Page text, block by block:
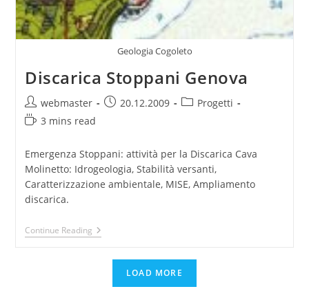
Geologia Cogoleto
Discarica Stoppani Genova
Post
author:
webmaster
Post20.12.2009
PostProgetti
Reading
3 mins read
Emergenza Stoppani: attività per la Discarica Cava
Molinetto: Idrogeologia, Stabilità versanti,
Caratterizzazione ambientale, MISE, Ampliamento
discarica.
Continue ReadingDiscarica
Stoppani
LOAD MORE